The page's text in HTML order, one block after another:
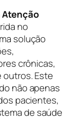
no
solução
crônicas,
outros. Este
não apenas
pacientes,
de saúde